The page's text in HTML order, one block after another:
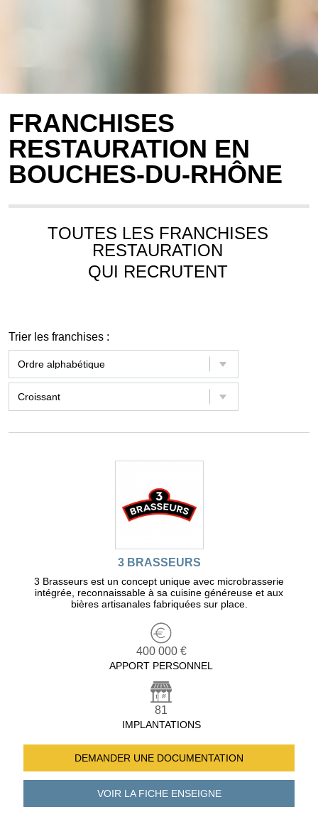
FRANCHISES
RESTAURATION EN
BOUCHES-DU-RHÔNE
TOUTES LES FRANCHISES
RESTAURATION
QUI RECRUTENT
Trier les franchises :
3 BRASSEURS
3 Brasseurs est un concept unique avec microbrasserie
intégrée, reconnaissable à sa cuisine généreuse et aux
bières artisanales fabriquées sur place.
400 000 €
APPORT PERSONNEL
81
IMPLANTATIONS
DEMANDER UNE DOCUMENTATION
VOIR LA FICHEENSEIGNE